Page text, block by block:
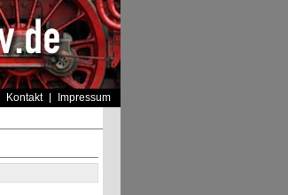
Kontakt Impressum